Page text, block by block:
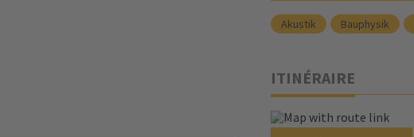
Akustik Bauphysik
ITINÉRAIRE